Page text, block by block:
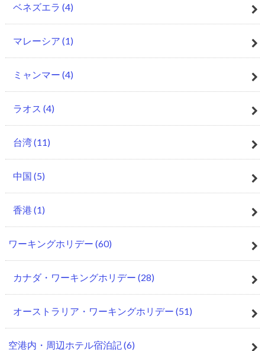
ベネズエラ (4)
マレーシア (1)
ミャンマー (4)
ラオス (4)
台湾(11)
中国 (5)
香港 (1)
ワーキングホリデー (60)
カナダ・ワーキングホリデー (28)
オーストラリア・ワーキングホリデー (51)
空港内・周辺ホテル宿泊記 (6)